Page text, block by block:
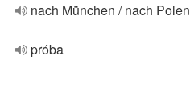
nach München / nach Polen
próba